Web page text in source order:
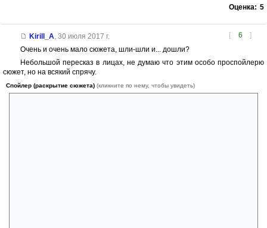
Оценка: 5
[ 6 ]
Kirill_A 30 июля 2017 г.
Очень и очень мало сюжета, шли-шли и... дошли?
Небольшой пересказ в лицах, не думаю что этим особо проспойлерю
сюжет, но на всякий спрячу.
Спойлер (раскрытие сюжета) (кликните по нему, чтобы увидеть)